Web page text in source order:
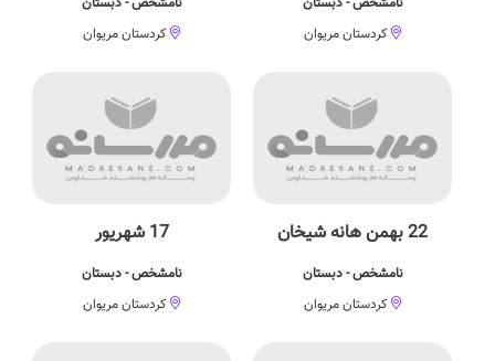
کردستان مریوان
کردستان مریوان
22 بهمن هانه شیخان
نامشخص - دبستان
کردستان مریوان
17 شهریور
نامشخص - دبستان
کردستان مریوان